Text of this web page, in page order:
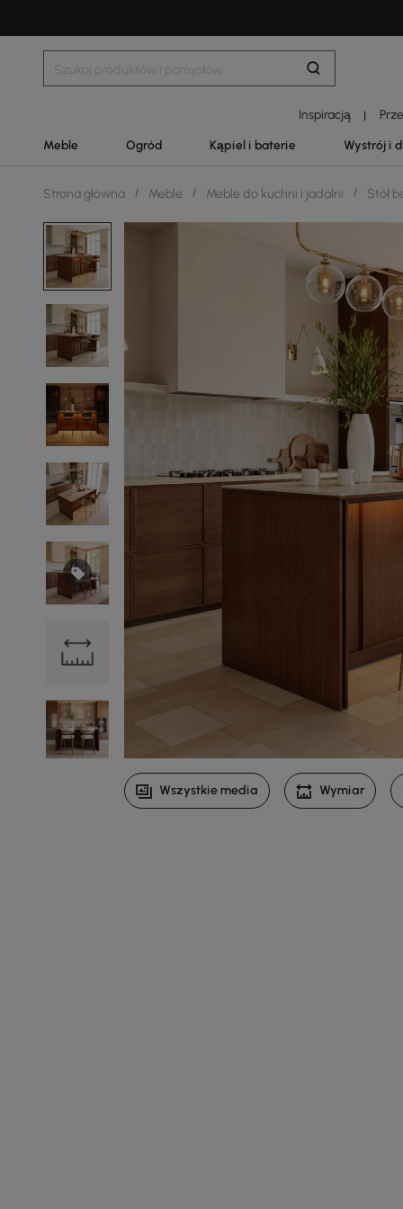
Inspiracją |
Meble Ogród Kąpiel i baterie Wystrój i
Strona główna / Meble / Meble do kuchni i jadalni / Stół
Wszystkie media Wymiar